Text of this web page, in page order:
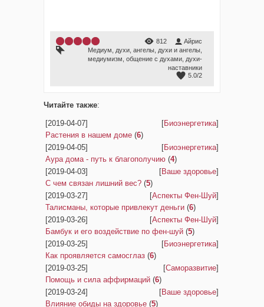
812
Айрис
Медиум
духи ангелы духи и ангелы
медиумизм общение с духами духи-
наставники
5.0/2
Читайте также:
[2019-04-07] [Биоэнергетика]
Растения в нашем доме (6)
[2019-04-05]
[Биоэнергетика]
Аура дома - путь к благополучию (4)
[2019-04-03]
[Ваше здоровье]
С чем связан лишний вес? (5)
[2019-03-27]
[Аспекты Фен-Шуй]
Талисманы, которые привлекут деньги (6)
[2019-03-26]
[Аспекты Фен-Шуй]
Бамбук и его воздействие по фен-шуй (5)
[2019-03-25]
[Биоэнергетика]
Как проявляется самосглаз (6)
[2019-03-25]
[Саморазвитие]
Помощь и сила аффирмаций (6)
[2019-03-24]
[Ваше здоровье]
Влияние обиды на здоровье (5)